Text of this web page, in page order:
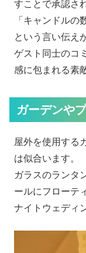
すことで承認さ
「キャンドルの
という言い伝え
ゲスト同士のコ
感に包まれる素
ガーデンや
屋外を使用する
は似合います。
ガラスのランタ
ールにフローテ
ナイトウェディ